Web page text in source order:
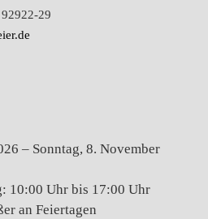
29
– Sonntag, 8. November
10:00 Uhr bis 17:00 Uhr
an Feiertagen